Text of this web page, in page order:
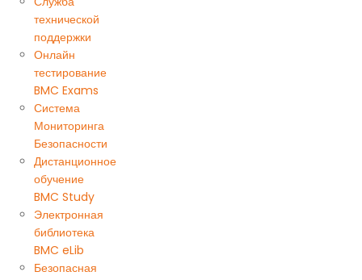
технической
поддержки
Онлайн
тестирование
BMC Exams
Система
Мониторинга
Безопасности
Дистанционное
обучение
BMC Study
Электронная
библиотека
BMC eLib
Безопасная